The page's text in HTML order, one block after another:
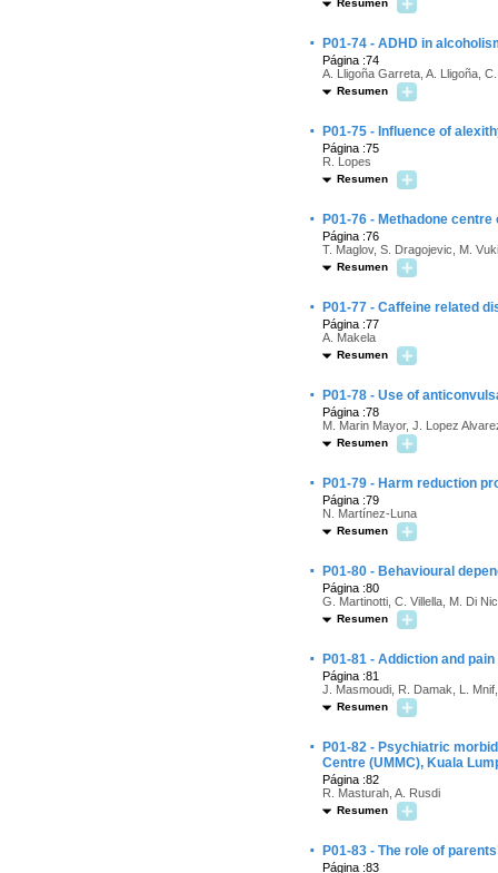
Resumen
· P01-74 - ADHD in
Página :74
A. Lligoña Garreta, A. Lligoña,
Resumen
· P01-75 - Influence of
Página :75
R. Lopes
Resumen
· P01-76 - Methadone
Página :76
T. Maglov, S. Dragojevic, M.
Resumen
· P01-77 - Caffeine related
Página :77
A. Makela
Resumen
· P01-78 - Use of
Página :78
M. Marin Mayor, J. Lopez
Resumen
· P01-79 - Harm reduction
Página :79
N. Martínez-Luna
Resumen
· P01-80 - Behavioural
Página :80
G. Martinotti, C. Villella, M. Di
Resumen
· P01-81 - Addiction and pain
Página :81
J. Masmoudi, R. Damak, L.
Resumen
·
P01-82 - Psychiatric
Centre (UMMC), Kuala
Página :82
R. Masturah, A. Rusdi
Resumen
· P01-83 - The role of
Página :83